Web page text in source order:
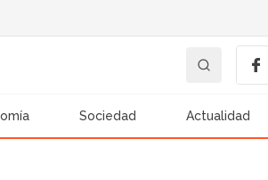
Sociedad Actualidad